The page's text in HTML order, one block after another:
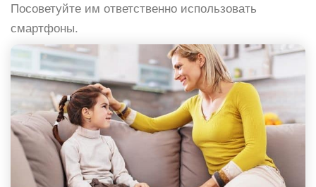
Посоветуйте им ответственно использовать
смартфоны.